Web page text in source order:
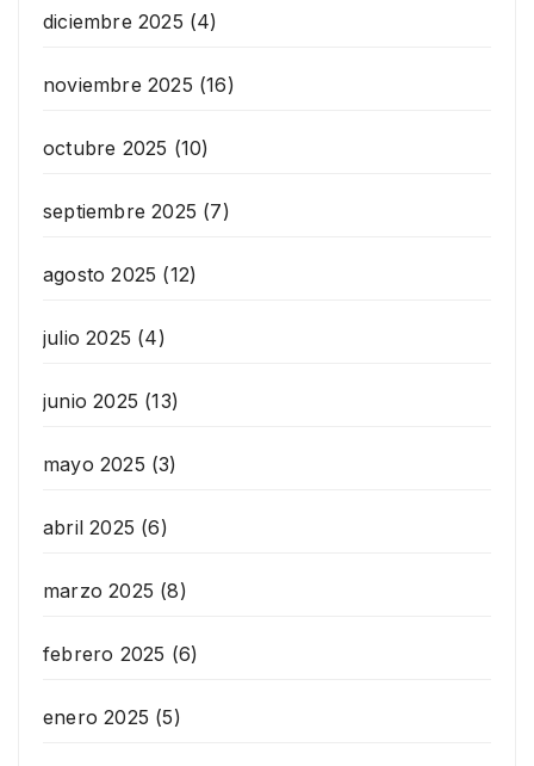
diciembre 2025 (4)
noviembre 2025 (16)
octubre 2025 (10)
septiembre 2025 (7)
agosto 2025 (12)
julio 2025 (4)
junio 2025 (13)
mayo 2025 (3)
abril 2025 (6)
marzo 2025 (8)
febrero 2025 (6)
enero 2025 (5)